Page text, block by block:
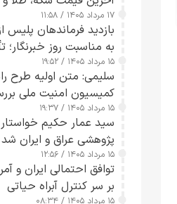
۱۷ مرداد ۱۴۰۵ / ۱۱:۵۸
بازدید فرماندهان
به مناسبت روز
و اعتماد عمومی
۱۵ مرداد ۱۴۰۵ / ۱۹:۵۲
سلیمی: متن اولیه طرح
کمیسیون امنیت ملی
۱۵ مرداد ۱۴۰۵ / ۱۹:۳۷
سید عمار حکیم
پژوهشی عراق و ایران شد
۱۵ مرداد ۱۴۰۵ / ۱۲:۵۶
توافق احتمالی ایران و
بر سر کنترل آبراه حیاتی
۱۵ مرداد ۱۴۰۵ / ۰۸:۳۴